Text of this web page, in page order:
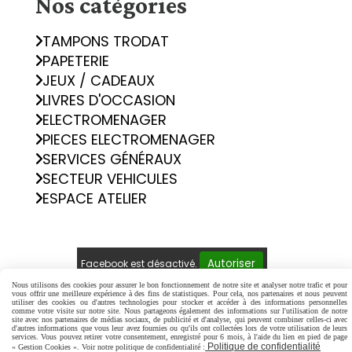
TAMPONS TRODAT
PAPETERIE
JEUX / CADEAUX
LIVRES D'OCCASION
ELECTROMENAGER
PIECES ELECTROMENAGER
SERVICES GÉNÉRAUX
SECTEUR VEHICULES
ESPACE ATELIER
Facebook est désactivé. Autoriser
Mentions Légales
Conditions générales de vente
Politique de confidentialité
Gestion cookies
Mon Compte
Créer un site internet
Nous utilisons des cookies pour assurer le bon fonctionnement de notre site et analyser notre trafic et pour
vous offrir une meilleure expérience à des fins de statistiques. Pour cela, nos partenaires et nous peuvent
utiliser des cookies ou d'autres technologies pour stocker et accéder à des informations personnelles
comme votre visite sur notre site. Nous partageons également des informations sur l'utilisation de notre
site avec nos partenaires de médias sociaux, de publicité et d'analyse, qui peuvent combiner celles-ci avec
d'autres informations que vous leur avez fournies ou qu'ils ont collectées lors de votre utilisation de leurs
services. Vous pouvez retirer votre consentement, enregistré pour 6 mois, à l'aide du lien en pied de page
« Gestion Cookies ». Voir notre politique de confidentialité : Politique de confidentialité